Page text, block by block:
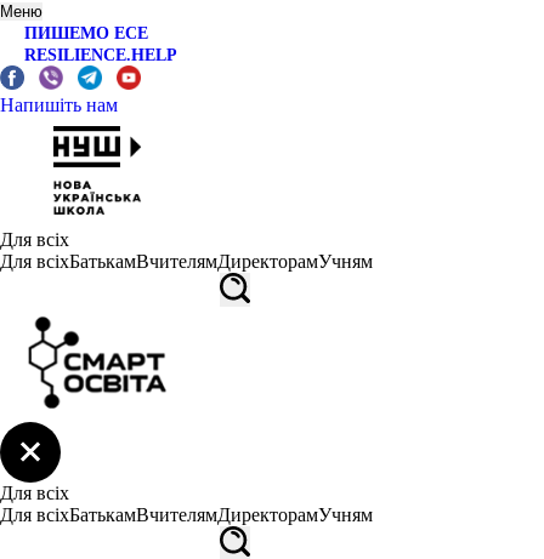
Меню
ПИШЕМО ЕСЕ
RESILIENCE.HELP
Напишіть нам
Для всіх
Для всіхБатькамВчителямДиректорамУчням
Для всіх
Для всіхБатькамВчителямДиректорамУчням